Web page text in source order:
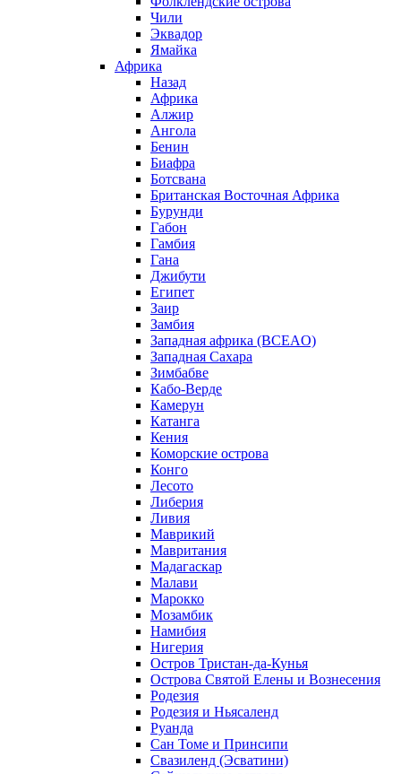
Чили
Эквадор
Ямайка
Африка
Назад
Африка
Алжир
Ангола
Бенин
Биафра
Ботсвана
Британская Восточная Африка
Бурунди
Габон
Гамбия
Гана
Джибути
Египет
Заир
Замбия
Западная африка (BCEAO)
Западная Сахара
Зимбабве
Кабо-Верде
Камерун
Катанга
Кения
Коморские острова
Конго
Лесото
Либерия
Ливия
Маврикий
Мавритания
Мадагаскар
Малави
Марокко
Мозамбик
Намибия
Нигерия
Остров Тристан-да-Кунья
Острова Святой Елены и Вознесения
Родезия
Родезия и Ньясаленд
Руанда
Сан Томе и Принсипи
Свазиленд (Эсватини)